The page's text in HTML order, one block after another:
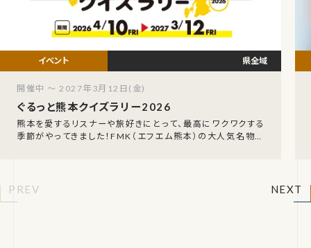
ぐるっと熊本クイズラリー2026
熊本を愛するリスナーや旅好きにとって、最高にワクワクする
季節がやってきました！FMK（エフエム熊本）の大人気名物企
県全域
開催中 ～ 2027年3月12日(金)
PREV NEXT